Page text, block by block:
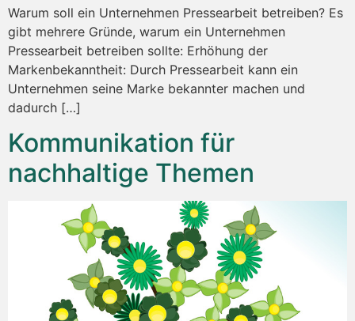
Warum soll ein Unternehmen Pressearbeit betreiben? Es
gibt mehrere Gründe, warum ein Unternehmen
Pressearbeit betreiben sollte: Erhöhung der
Markenbekanntheit: Durch Pressearbeit kann ein
Unternehmen seine Marke bekannter machen und
dadurch […]
Kommunikation für
nachhaltige Themen